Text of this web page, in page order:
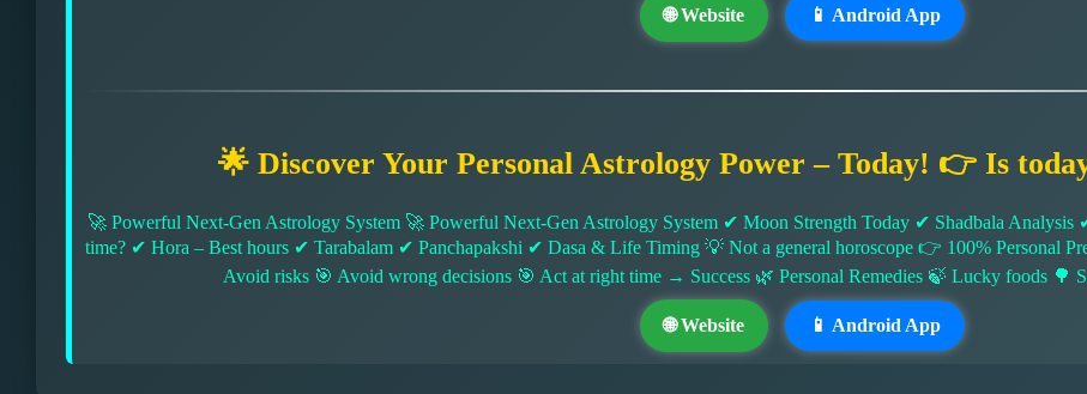
🌐 Website 📱 Android App
🌟 Discover Your Personal Astrology Power – Today! 👉 Is
🚀 Powerful Next-Gen Astrology System 🚀 Powerful Next-Gen Astrology System ✔ Moon Strength Today ✔ Shadbala
time? ✔ Hora – Best hours ✔ Tarabalam ✔ Panchapakshi ✔ Dasa & Life Timing 💡 Not a general horoscope 👉 100% Personal
Avoid risks 🎯 Avoid wrong decisions 🎯 Act at right time → Success 🌿 Personal Remedies 🍃 Lucky foods 🌳
🌐 Website 📱 Android App